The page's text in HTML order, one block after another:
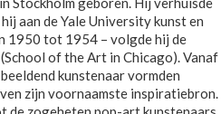
aan de Yale University kunst en
1950 tot 1954 – volgde hij de
of the Art in Chicago). Vanaf
kunstenaar vormden
zijn voornaamste inspiratiebron.